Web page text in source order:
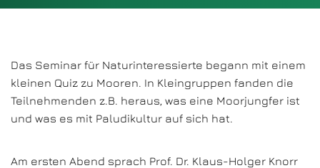
Das Seminar für Naturinteressierte begann mit einem
kleinen Quiz zu Mooren. In Kleingruppen fanden die
Teilnehmenden z.B. heraus, was eine Moorjungfer ist
und was es mit Paludikultur auf sich hat.
Am ersten Abend sprach Prof. Dr. Klaus-Holger Knorr